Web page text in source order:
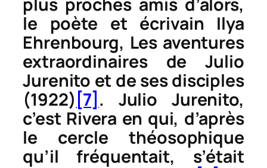
le poète et écrivain Ilya
Ehrenbourg, Les aventures
extraordinaires de Julio
Jurenito et de ses disciples
(1922) [7] . Julio Jurenito,
c’est Rivera en qui, d’après
le cercle théosophique
qu’il fréquentait, s’était